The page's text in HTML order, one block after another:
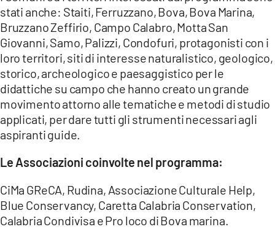
stati anche: Staiti, Ferruzzano, Bova, Bova Marina,
Bruzzano Zeffirio, Campo Calabro, Motta San
Giovanni, Samo, Palizzi, Condofuri, protagonisti con i
loro territori, siti di interesse naturalistico, geologico,
storico, archeologico e paesaggistico per le
didattiche su campo che hanno creato un grande
movimento attorno alle tematiche e metodi di studio
applicati, per dare tutti gli strumenti necessari agli
aspiranti guide.
Le Associazioni coinvolte nel programma:
CiMa GReCA, Rudina, Associazione Culturale Help,
Blue Conservancy, Caretta Calabria Conservation,
Calabria Condivisa e Pro loco di Bova marina.